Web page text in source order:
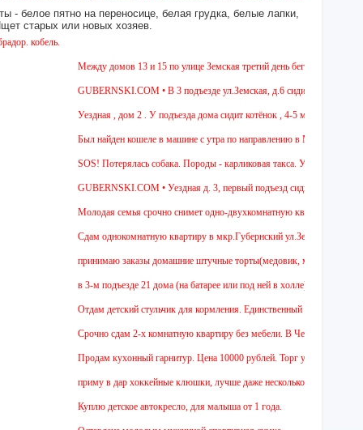
белое пятно на переносице, белая грудка, белые лапки,
старых или новых хозяев.
Между домов 13 и 15 по улице Земская третий день бегает собака из
GUBERNSKI.COM • В 3 подъезде ул.Земская, д.6 сидит очень
Уездная , дом 2 . У подъезда дома сидит котёнок , 4-5 мес , девочка.
Был найден кошеле в машине с утра по направлению в Москву,девушка
SOS! Потерялась собака. Породы - карликовая такса. Уважаемые
GUBERNSKI.COM • Уездная д. 3, первый подъезд сидит
Молодая семья срочно снимет одно-двухкомнатную квартиру на
Cдам однокомнатную квартиру в мкр.Губернский ул.Земская. Ремонт от
принимаю заказы домашние штучные торты(медовик, муравейник,
в 3-м подъезде 21 дома (на батарее или под ней в холле) тоскует и
Отдам детский стульчик для кормления. Единственный минус - нет
Срочно сдам 2-х комнатную квартиру без мебели. В Чехове буду после
Продам кухонный гарнитур. Цена 10000 рублей. Торг уместен.
приму в дар хоккейные клюшки, лучше даже несколько:)
Куплю детское автокресло, для малыша от 1 года.